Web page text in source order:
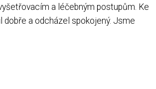
a léčebným postupům. Ke
dobře a odcházel spokojený. Jsme